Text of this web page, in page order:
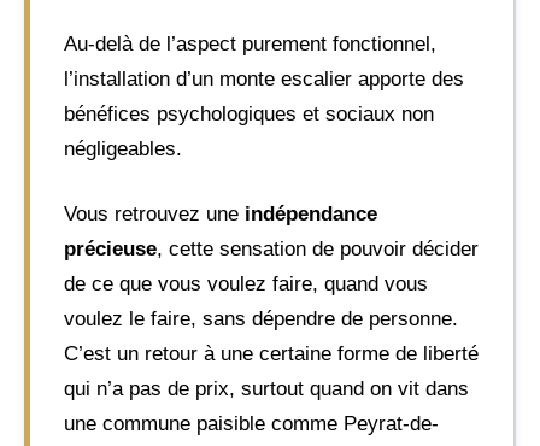
Au-delà de l’aspect purement fonctionnel,
l’installation d’un monte escalier apporte des
bénéfices psychologiques et sociaux non
négligeables.
Vous retrouvez une indépendance
précieuse, cette sensation de pouvoir décider
de ce que vous voulez faire, quand vous
voulez le faire, sans dépendre de personne.
C’est un retour à une certaine forme de liberté
qui n’a pas de prix, surtout quand on vit dans
une commune paisible comme Peyrat-de-